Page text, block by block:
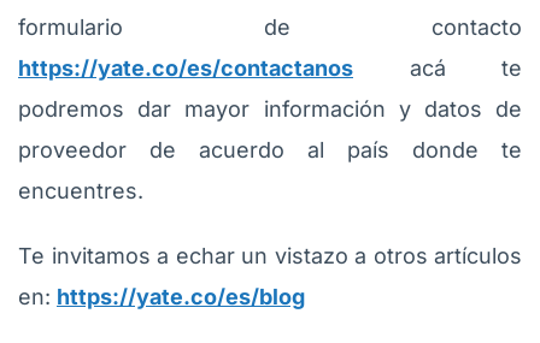
formulario de contacto
https://yate.co/es/contactanos acá te
podremos dar mayor información y datos de
proveedor de acuerdo al país donde te
encuentres.
Te invitamos a echar un vistazo a otros artículos
en: https://yate.co/es/blog